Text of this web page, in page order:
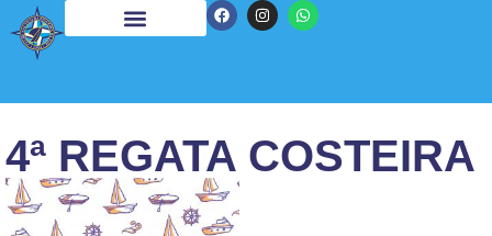
4ª REGATA COSTEIRA